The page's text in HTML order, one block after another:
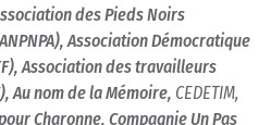
des Pieds Noirs
Association Démocratique
Association des travailleurs
Au nom de la Mémoire, CEDETIM,
Charonne, CompagnieUnPas